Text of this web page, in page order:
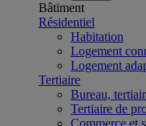
Bâtiment
Résidentiel
Habitation
Logement
Logement
Tertiaire
Bureau,
Tertiaire de
Commerce et